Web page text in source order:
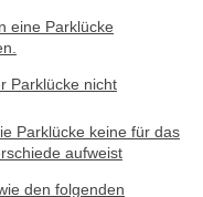
eine Parklücke
Parklücke nicht
Parklücke keine für das
aufweist
den folgenden